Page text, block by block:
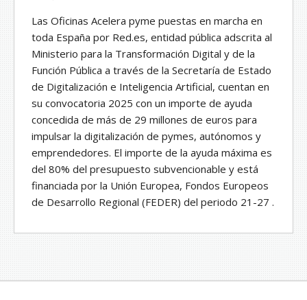
Las Oficinas Acelera pyme puestas en marcha en
toda España por Red.es, entidad pública adscrita al
Ministerio para la Transformación Digital y de la
Función Pública a través de la Secretaría de Estado
de Digitalización e Inteligencia Artificial, cuentan en
su convocatoria 2025 con un importe de ayuda
concedida de más de 29 millones de euros para
impulsar la digitalización de pymes, autónomos y
emprendedores. El importe de la ayuda máxima es
del 80% del presupuesto subvencionable y está
financiada por la Unión Europea, Fondos Europeos
de Desarrollo Regional (FEDER) del periodo 21-27 .